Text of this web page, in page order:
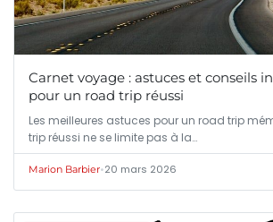
Carnet voyage : astuces et conseils
pour un road trip réussi
Les meilleures astuces pour un road trip
trip réussi ne se limite pas à la…
Marion Barbier•20 mars 2026